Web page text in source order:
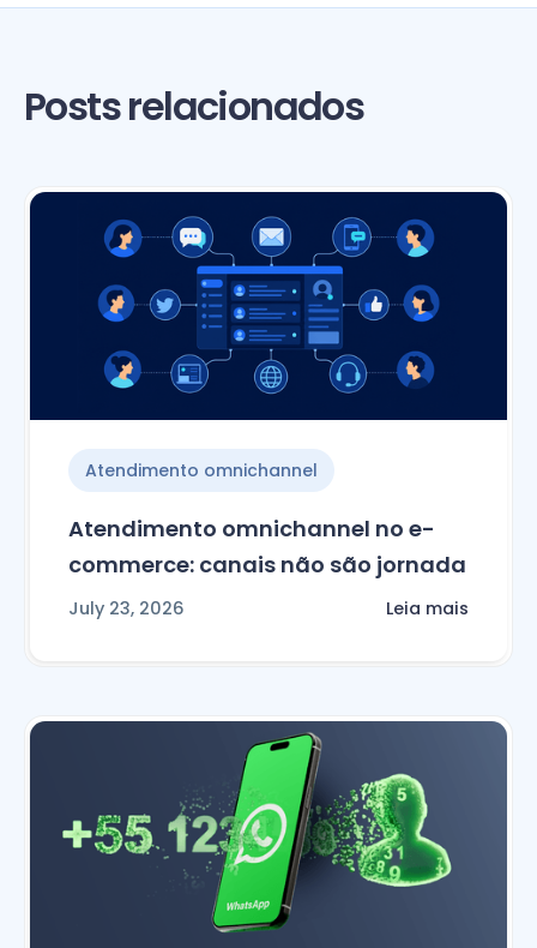
Posts relacionados
Atendimento omnichannel
Atendimento omnichannel no e-
commerce: canais não são jornada
July 23, 2026 Leia mais